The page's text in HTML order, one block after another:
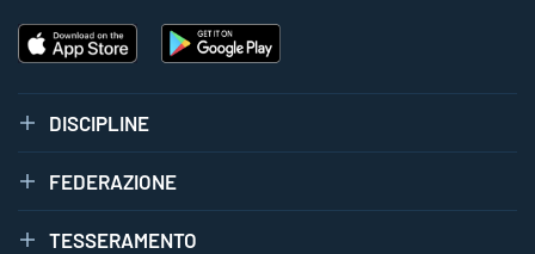
DISCIPLINE
FEDERAZIONE
TESSERAMENTO